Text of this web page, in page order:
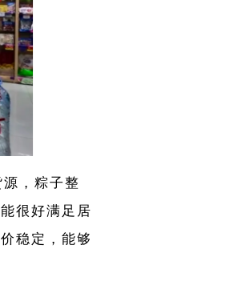
，粽子整
很好满足居
稳定，能够